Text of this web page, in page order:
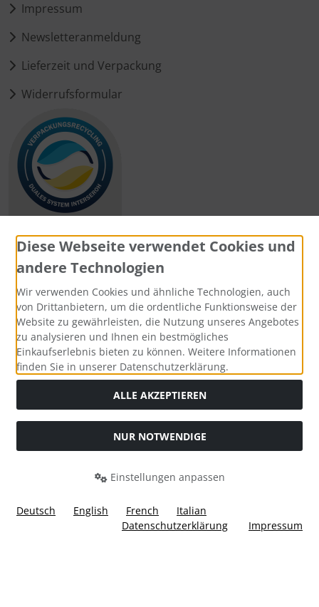
Impressum
Newsletteranmeldung
Lieferzeit und Verpackung
Widerrufsformular
Zahlungsmethoden
Social Media
Widerrufsformular
Diese Webseite verwendet Cookies und
andere Technologien
Wir verwenden Cookies und ähnliche Technologien, auch
von Drittanbietern, um die ordentliche Funktionsweise der
Website zu gewährleisten, die Nutzung unseres Angebotes
zu analysieren und Ihnen ein bestmögliches
Einkaufserlebnis bieten zu können. Weitere Informationen
finden Sie in unserer Datenschutzerklärung.
ALLE AKZEPTIEREN
NUR NOTWENDIGE
Einstellungen anpassen
Deutsch English French
Italian
Datenschutzerklärung
Impressum